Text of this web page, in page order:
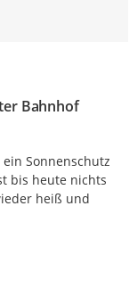
Bahnhof
Sonnenschutz
bis heute nichts
heiß und